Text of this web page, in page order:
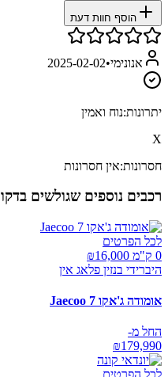
הוסף חוות דעת
אנונימי•
2025-02-02
יתרונות:נוח ואמין
X
חסרונות:אין חסרונות
רכבים נוספים שגולשים בדקו
לכל הפרטים
0 ק"מ ₪
16,000
היברידי בנזין פלאג אין
אומודה ג'אקו Jaecoo 7
החל מ-
₪179,990